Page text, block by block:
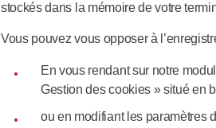
stockés dans la mémoire de votre
Vous pouvez vous opposer à
En vous rendant sur notre
Gestion des cookies » situé en
ou en modifiant les paramètres